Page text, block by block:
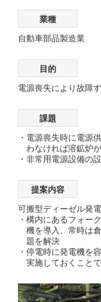
業種
自動車部品製造業
目的
電源喪失により故障
課題
電源喪失時に電源
わなければ溶鉱炉
非常用電源設備の
提案内容
可搬型ディーゼル発
構内にあるフォー
機を導入、常時は
題を解決
停電時に発電機を
実施しておくこと